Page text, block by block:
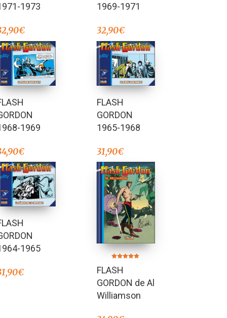
1973
€
1969-1971
32,90€
1969
€
FLASH
GORDON
1965-1968
31,90€
1965
€
4.78
de 5
FLASH
GORDON de Al
Williamson